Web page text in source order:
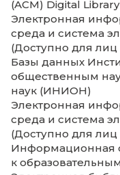
информационно-
к которым имеют
Общее количество
обучающиеся
Наличие
информационных
Наличие
информационных